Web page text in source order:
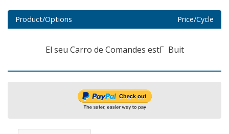
Product/Options Price/Cycle
El seu Carro de Comandes estΓ Buit